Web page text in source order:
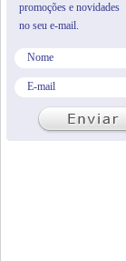
promoções e novidades
no seu e-mail.